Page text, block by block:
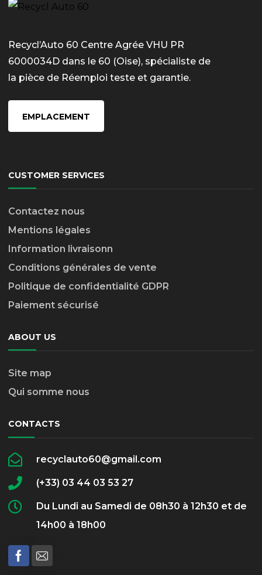
Recycl’Auto 60 Centre Agrée VHU PR
6000034D dans le 60 (Oise), spécialiste de
la pièce de Réemploi teste et garantie.
EMPLACEMENT
CUSTOMER SERVICES
Contactez nous
Mentions légales
Information livraisonn
Conditions générales de vente
Politique de confidentialité GDPR
Paiement sécurisé
ABOUT US
Site map
Qui somme nous
CONTACTS
recyclauto60@gmail.com
(+33) 03 44 03 53 27
Du Lundi au Samedi de 08h30 à 12h30 et de
14h00 à 18h00